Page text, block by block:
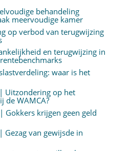
behandeling
meervoudige kamer
op verbod van terugwijzing
en terugwijzing in
waar is het
Uitzondering op het
de WAMCA?
Gokkers krijgen geen geld
Gezag van gewijsde in